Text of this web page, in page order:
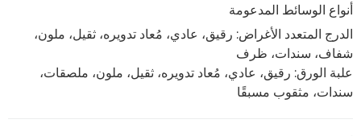
أنواع الوسائط المدعومة
الدرج المتعدد الأغراض: رقيق، عادي، مُعاد تدويره، ثقيل، ملون،
شفاف، سندات، ظرف
علبة الورق: رقيق، عادي، مُعاد تدويره، ثقيل، ملون، ملصقات،
سندات، مثقوب مسبقًا